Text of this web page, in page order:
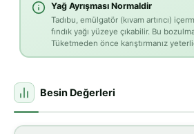
Yağ Ayrışması Normaldir
Tadıbu, emülgatör (kıvam artırıcı)
fındık yağı yüzeye çıkabilir. Bu
Tüketmeden önce karıştırmanız
Besin Değerleri